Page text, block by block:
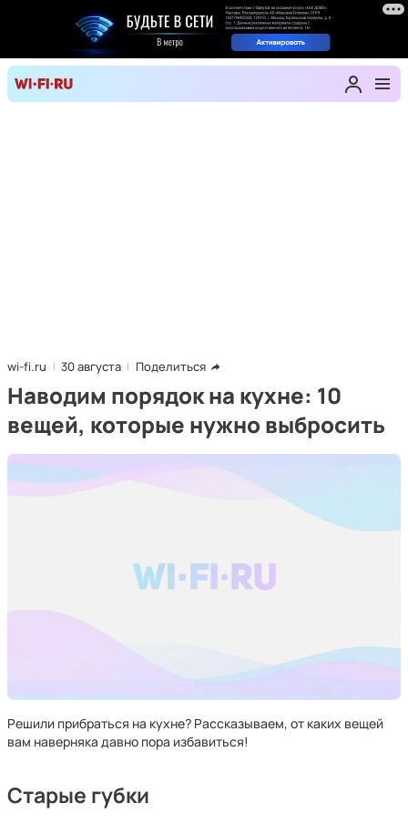
wi-fi.ru 30 августа Поделиться
Наводим порядок на кухне: 10
вещей, которые нужно выбросить
Решили прибраться на кухне? Рассказываем, от каких вещей
вам наверняка давно пора избавиться!
Старые губки